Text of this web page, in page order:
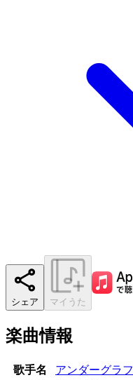
シェア マイうた
楽曲情報
歌手名
アンダーグラフ